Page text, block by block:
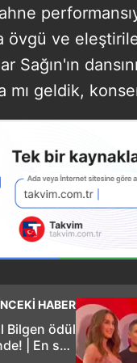
övgü ve
Sağın'ın
mı geldik,
HABER
Bilgen ödül
| En son